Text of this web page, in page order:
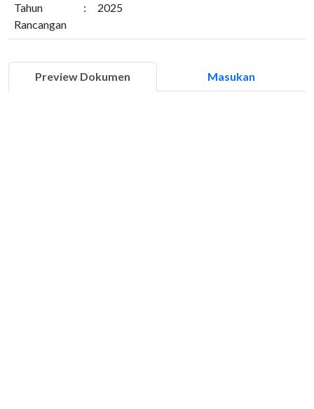
Tahun
Rancangan
: 2025
Preview Dokumen Masukan